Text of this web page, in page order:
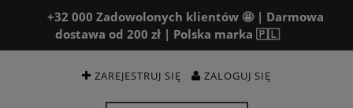
+32 000 Zadowolonych klientów 🤩 | Darmowa
dostawa od 200 zł | Polska marka 🇵🇱
ZAREJESTRUJ SIĘ ZALOGUJ SIĘ